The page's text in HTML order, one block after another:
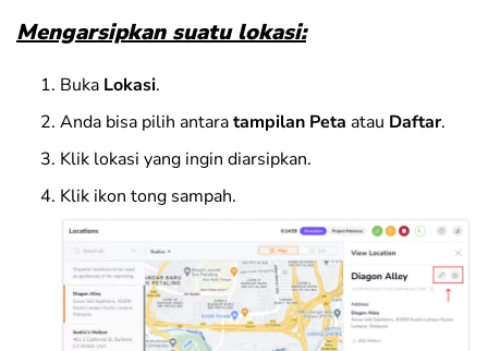
Mengarsipkan suatu lokasi:
Buka Lokasi.
Anda bisa pilih antaratampilan Peta atau Daftar.
Klik lokasi yang ingin diarsipkan.
Klik ikon tong sampah.